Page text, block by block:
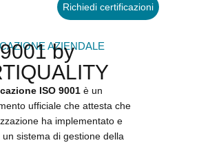
Richiedi certificazioni
AZIENDALE
by
ISO 9001 è un
ufficiale che attesta che
ha implementato e
un sistema di gestione della